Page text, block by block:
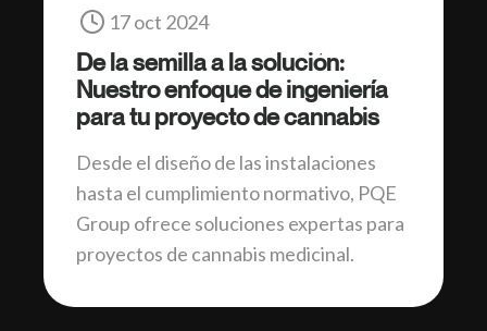
17 oct 2024
De la semilla a la solución:
Nuestro enfoque de ingeniería
para tu proyecto de cannabis
Desde el diseño de las instalaciones
hasta el cumplimiento normativo, PQE
Group ofrece soluciones expertas para
proyectos de cannabis medicinal.